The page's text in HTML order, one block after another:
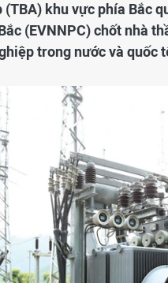
(TBA) khu vực phía Bắc
(EVNNPC) chốt nhà
trong nước và quốc